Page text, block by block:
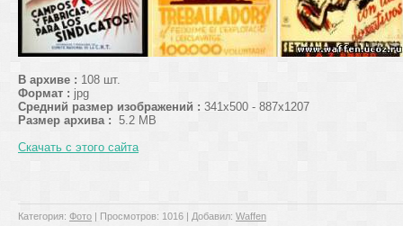
В архиве : 108 шт.
Формат : jpg
Средний размер изображений : 341x500 - 887x1207
Размер архива : 5.2 МB
Скачать с этого сайта
Категория: Фото | Просмотров: 1016 | Добавил: Waffen